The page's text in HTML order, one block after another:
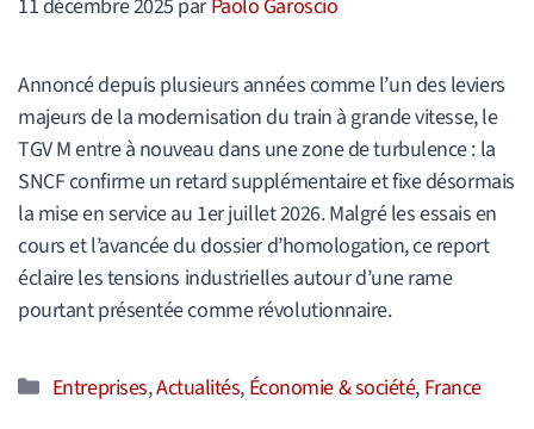
11 décembre 2025 parPaolo Garoscio
Annoncé depuis plusieurs années comme l’un des leviers
majeurs de la modernisation du train à grande vitesse, le
TGV M entre à nouveau dans une zone de turbulence : la
SNCF confirme un retard supplémentaire et fixe désormais
la mise en service au 1er juillet 2026. Malgré les essais en
cours et l’avancée du dossier d’homologation, ce report
éclaire les tensions industrielles autour d’une rame
pourtant présentée comme révolutionnaire.
Catégories
Entreprises,Actualités, Économie & société, France